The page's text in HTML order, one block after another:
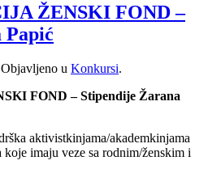
ŽENSKI FOND –
Papić
u Konkursi.
FOND – Stipendije Žarana
aktivistkinjama/akademkinjama
koje imaju veze sa rodnim/ženskim i